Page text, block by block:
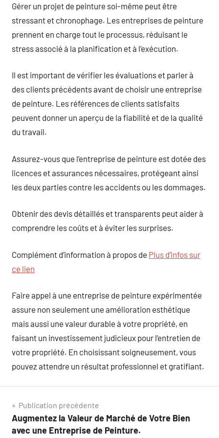
Gérer un projet de peinture soi-même peut être
stressant et chronophage. Les entreprises de peinture
prennent en charge tout le processus, réduisant le
stress associé à la planification et à l’exécution.
Il est important de vérifier les évaluations et parler à
des clients précédents avant de choisir une entreprise
de peinture. Les références de clients satisfaits
peuvent donner un aperçu de la fiabilité et de la qualité
du travail.
Assurez-vous que l’entreprise de peinture est dotée des
licences et assurances nécessaires, protégeant ainsi
les deux parties contre les accidents ou les dommages.
Obtenir des devis détaillés et transparents peut aider à
comprendre les coûts et à éviter les surprises.
Complément d’information à propos de Plus d’infos sur
ce lien
Faire appel à une entreprise de peinture expérimentée
assure non seulement une amélioration esthétique
mais aussi une valeur durable à votre propriété, en
faisant un investissement judicieux pour l’entretien de
votre propriété. En choisissant soigneusement, vous
pouvez attendre un résultat professionnel et gratifiant.
Navigation
de
Publication précédente
Augmentez la Valeur de Marché de Votre Bien
avec une Entreprise de Peinture.